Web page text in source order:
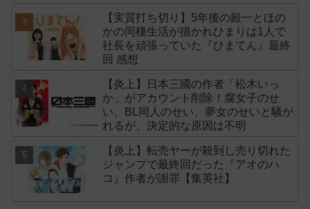
【実質打ち切り】5年後の殿一とほの
かの同棲生活が描かれひまりは1人で
社長を頑張っていた『ひまてん』最終
回 感想
【炎上】日本三國の作者「松木いっ
か」がアカウント削除！腐女子のせ
い、BL同人のせい、夢女のせいと騒が
れるが、決定的な原因は不明
【炎上】転売ヤーが殺到し売り切れた
ジャンプで最終回だった『アオのハ
コ』作者が謝罪【集英社】